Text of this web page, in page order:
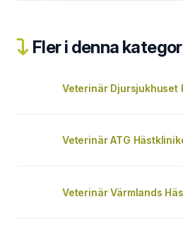
Fler i denna
Veterinär Djursjukhuset
Veterinär ATG
Veterinär Värmlands